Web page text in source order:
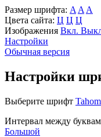
Размер шрифта: A A A
Цвета сайта: Ц Ц Ц
Изображения Вкл.
Настройки
Обычная версия
Настройки
Выберите шрифт
Интервал между
Большой